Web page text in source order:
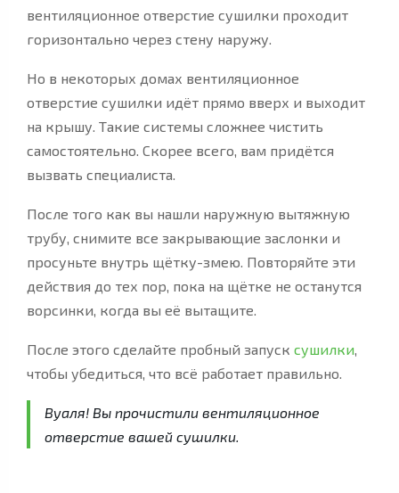
вентиляционное отверстие сушилки проходит
горизонтально через стену наружу.
Но в некоторых домах вентиляционное
отверстие сушилки идёт прямо вверх и выходит
на крышу. Такие системы сложнее чистить
самостоятельно. Скорее всего, вам придётся
вызвать специалиста.
После того как вы нашли наружную вытяжную
трубу, снимите все закрывающие заслонки и
просуньте внутрь щётку-змею. Повторяйте эти
действия до тех пор, пока на щётке не останутся
ворсинки, когда вы её вытащите.
После этого сделайте пробный запуск сушилки
чтобы убедиться, что всё работает правильно.
Вуаля! Вы прочистили вентиляционное
отверстие вашей сушилки.